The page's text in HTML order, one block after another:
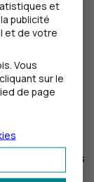
?
plusieurs
les
aux besoins
les crises
et
publicité
et de votre
Vous
sur le
de page